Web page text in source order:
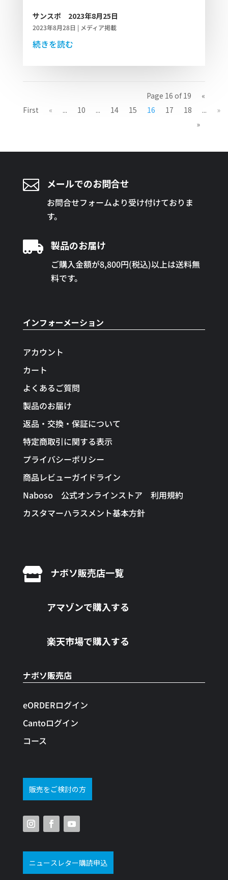
サンスポ 2023年8月25日
2023年8月28日 | メディア掲載
続きを読む
Page 16 of 19
«
First
« ... 10 ... 14 15 16 17 18 ...
»
»
 メールでのお問合せ
お問合せフォームより受け付けておりま
す。
 製品のお届け
ご購入金額が8,800円(税込)以上は送料無
料です。
インフォーメーション
アカウント
カート
よくあるご質問
製品のお届け
返品・交換・保証について
特定商取引に関する表示
プライバシーポリシー
商品レビューガイドライン
Naboso 公式オンラインストア 利用規約
カスタマーハラスメント基本方針
 ナボソ販売店一覧
アマゾンで購入する
楽天市場で購入する
ナボソ販売店
eORDERログイン
Cantoログイン
コース
販売をご検討の方
ニュースレター購読申込